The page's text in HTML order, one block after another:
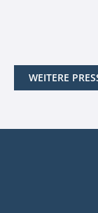
WEITERE